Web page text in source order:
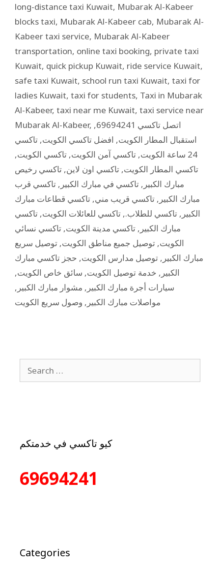
long-distance taxi Kuwait, Mubarak Al-Kabeer
blocks taxi, Mubarak Al-Kabeer cab, Mubarak Al-
Kabeer taxi service, Mubarak Al-Kabeer
transportation, online taxi booking, private taxi
Kuwait, quick pickup Kuwait, ride service Kuwait,
safe taxi Kuwait, school run taxi Kuwait, taxi for
ladies Kuwait, taxi for students, Taxi in Mubarak
Al-Kabeer, taxi near me Kuwait, taxi service near
Mubarak Al-Kabeer, اتصل تاكسي 69694241
,
استقبال المطار الكويت, افضل تاكسي الكويت, تاكسي
24 ساعة الكويت
, تاكسي آمن الكويت, تاكسي الكويت,
تاكسي المطار الكويت, تاكسي اون لاين, تاكسي رخيص
مبارك الكبير , تاكسي في مبارك الكبير , تاكسي قرب
مبارك الكبير , تاكسي قريب مني, تاكسي قطاعات مبارك
الكبير , تاكسي للطلاب., تاكسي للعائلات الكويت, تاكسي
مبارك الكبير , تاكسي مدينة الكويت, تاكسي نسائي
الكويت, توصيل جميع مناطق الكويت, توصيل سريع
مبارك الكبير , توصيل مدارس الكويت, حجز تاكسي مبارك
الكبير , خدمة توصيل الكويت, سائق خاص الكويت,
سيارات أجرة مبارك الكبير , مشوار مبارك الكبير ,
مواصلات مبارك الكبير , وصول سريع الكويت
كيو تاكسي في خدمتكم
69694241
Categories